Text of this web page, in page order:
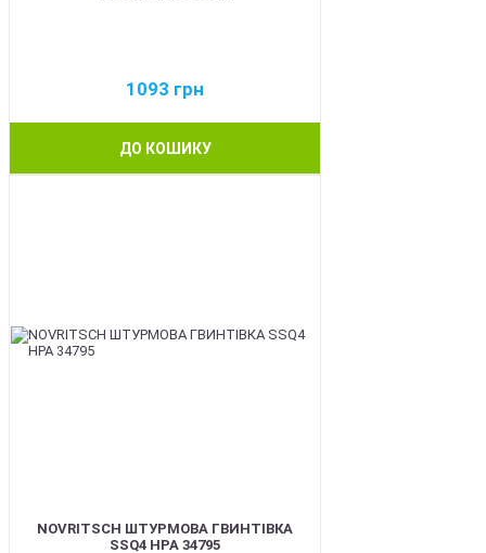
1093 грн
ДО КОШИКУ
NOVRITSCH ШТУРМОВА ГВИНТІВКА
SSQ4 HPA 34795